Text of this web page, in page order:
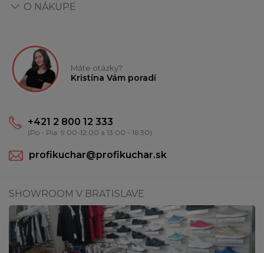
O NÁKUPE
Máte otázky?
Kristína Vám poradí
+421 2 800 12 333
(Po - Pia: 9:00-12:00 a 13:00 - 16:30)
profikuchar@profikuchar.sk
SHOWROOM V BRATISLAVE